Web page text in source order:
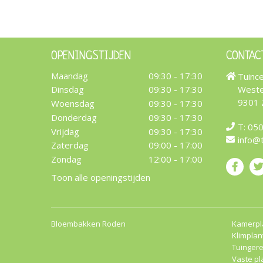
OPENINGSTIJDEN
Maandag
09:30 - 17:30
Dinsdag
09:30 - 17:30
Woensdag
09:30 - 17:30
Donderdag
09:30 - 17:30
Vrijdag
09:30 - 17:30
Zaterdag
09:00 - 17:00
Zondag
12:00 - 17:00
Toon alle openingstijden
9301
T:
Bloembakken Roden
Vaste